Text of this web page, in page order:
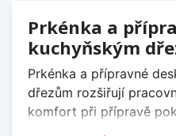
Prkénka a
kuchyňským
Prkénka a přípravné
dřezům rozšiřují
komfort při přípravě